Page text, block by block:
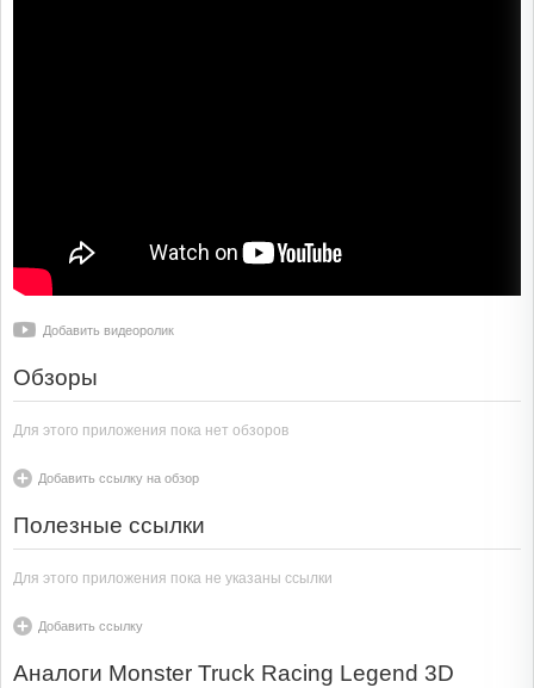
Добавить видеоролик
Обзоры
Для этого приложения пока нет обзоров
Добавить ссылку на обзор
Полезные ссылки
Для этого приложения пока не указаны ссылки
Добавить ссылку
Аналоги Monster Truck Racing Legend 3D